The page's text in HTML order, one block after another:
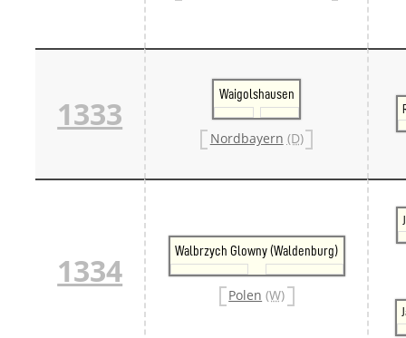
1333
Waigolshausen
Nordbayern (D)
1334
Walbrzych Glowny (Waldenburg)
Polen (W)